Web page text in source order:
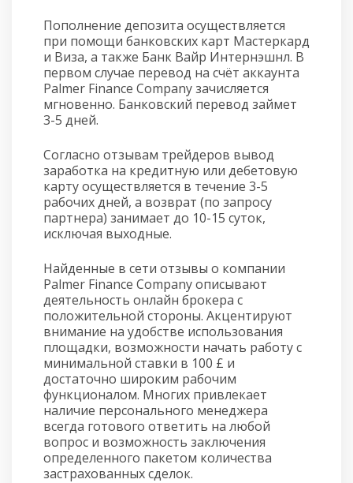
Пополнение депозита осуществляется
при помощи банковских карт Мастеркард
и Виза, а также Банк Вайр Интернэшнл. В
первом случае перевод на счёт аккаунта
Palmer Finance Company зачисляется
мгновенно. Банковский перевод займет
3-5 дней.
Согласно отзывам трейдеров вывод
заработка на кредитную или дебетовую
карту осуществляется в течение 3-5
рабочих дней, а возврат (по запросу
партнера) занимает до 10-15 суток,
исключая выходные.
Найденные в сети отзывы о компании
Palmer Finance Company описывают
деятельность онлайн брокера с
положительной стороны. Акцентируют
внимание на удобстве использования
площадки, возможности начать работу с
минимальной ставки в 100 £ и
достаточно широким рабочим
функционалом. Многих привлекает
наличие персонального менеджера
всегда готового ответить на любой
вопрос и возможность заключения
определенного пакетом количества
застрахованных сделок.